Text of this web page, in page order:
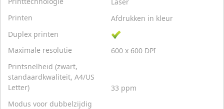
Printen
Afdrukken in kleur
Duplex printen
Maximale resolutie
600 x 600 DPI
Printsnelheid (zwart,
standaardkwaliteit, A4/US
Letter)
33 ppm
Modus voor dubbelzijdig